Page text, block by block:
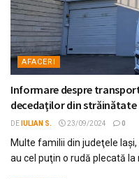
AFACERI
Informare despre
decedaţilor din străinătate
DE IULIAN S. 23/09/2024 0
Multe familii din judeţele
au cel puţin o rudă plecată la